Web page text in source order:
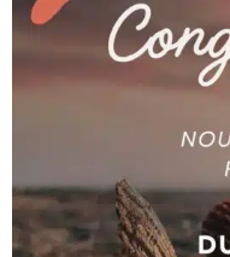
Produits similaires
AGIE